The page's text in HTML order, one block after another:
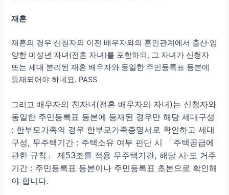
재혼
재혼의 경우 신청자의 이전 배우자와의 혼인관계에서 출산·임
양한 미성년 자녀(전혼 자녀)를 포함하되, 그 자녀가 신청자
또는 세대 분리된 재혼 배우자와 동일한 주민등록표 등본에
등재되어야 하네요. PASS
그리고 배우자의 친자녀(전혼 배우자의 자녀)는 신청자와
동일한 주민등록표 등본에 등재된 경우만 해당 세대구성
: 한부모가족의 경우 한부모가족증명서로 확인하고 세대
구성, 무주택기간 : 주택소유 여부 판단 시 「주택공급에
관한 규칙」 제53조를 적용 무주택기간, 해당 시·도 거주
기간 : 주민등록표 등본이나 주민등록표 초본으로 확인해
야 합니다.